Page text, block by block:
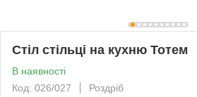
Стіл стільці на кухню Тотем
В наявності
Код: 026/027
Роздріб